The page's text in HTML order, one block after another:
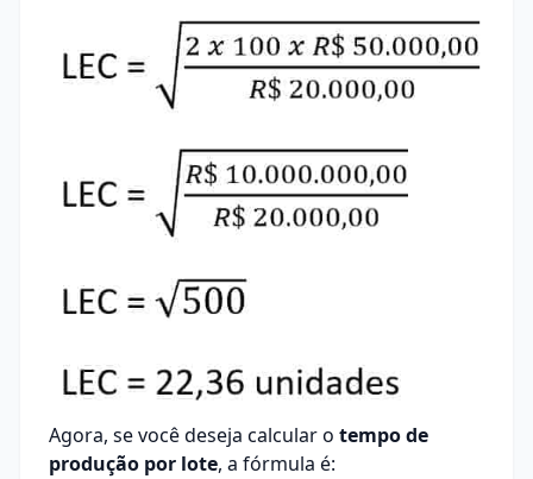
Agora, se você deseja calcular o tempo de
produção por lote, a fórmula é: